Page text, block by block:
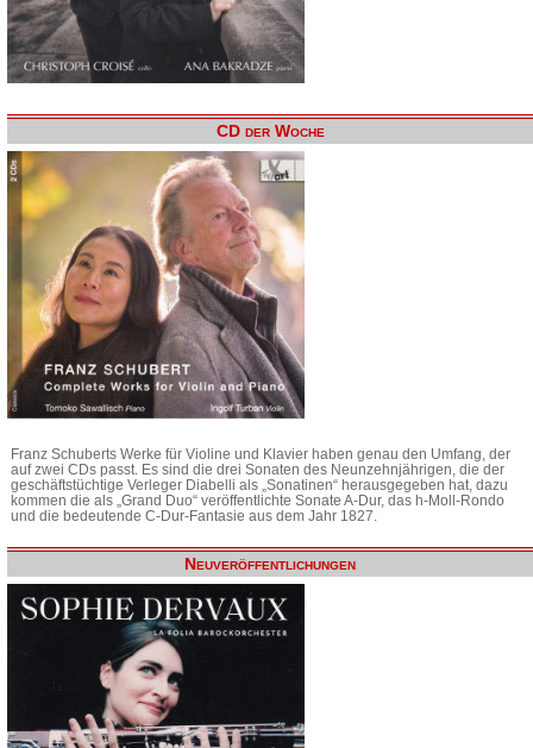
CD der Woche
Franz Schuberts Werke für Violine und Klavier haben genau den Umfang, der
auf zwei CDs passt. Es sind die drei Sonaten des Neunzehnjährigen, die der
geschäftstüchtige Verleger Diabelli als „Sonatinen“ herausgegeben hat, dazu
kommen die als „Grand Duo“ veröffentlichte Sonate A-Dur, das h-Moll-Rondo
und die bedeutende C-Dur-Fantasie aus dem Jahr 1827.
Neuveröffentlichungen